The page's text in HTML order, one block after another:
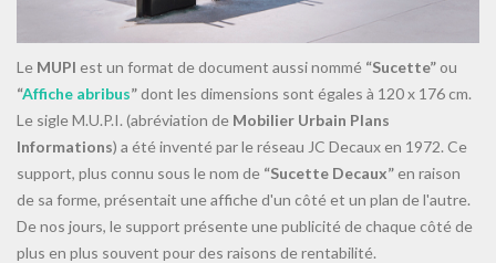
Le MUPI est un format de document aussi nommé “Sucette”ou
“Affiche abribus”dont les dimensions sont égales à 120 x 176 cm.
Le sigle M.U.P.I. (abréviation de Mobilier Urbain Plans
Informations) a été inventé par le réseau JC Decaux en 1972. Ce
support, plus connu sous le nom de “Sucette Decaux” en raison
de sa forme, présentait une affiche d'un côté et un plan de l'autre.
De nos jours, le support présente une publicité de chaque côté de
plus en plus souvent pour des raisons de rentabilité.